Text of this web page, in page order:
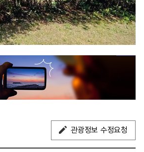
관광정보 수정요청